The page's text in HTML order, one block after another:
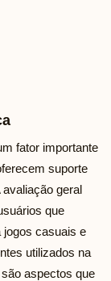
fator importante
suporte
geral
que
jogos casuais e
utilizados na
aspectos que